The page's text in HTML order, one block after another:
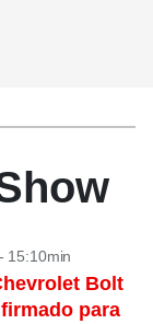
15:10min
Bolt
para